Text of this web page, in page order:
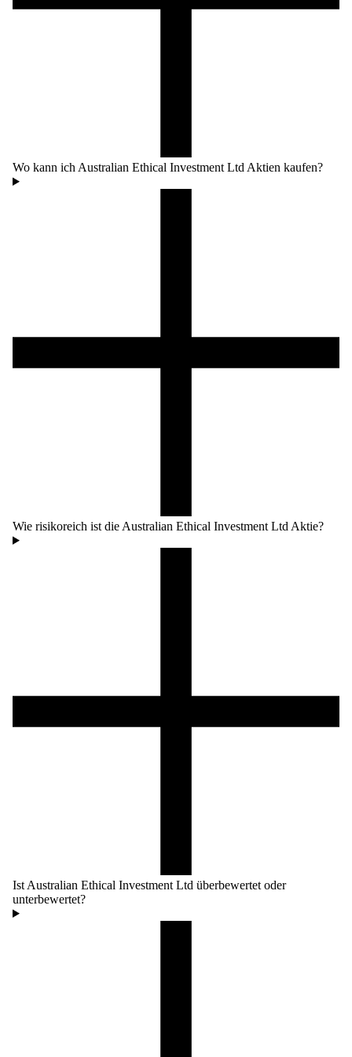
Wo kann ich Australian Ethical Investment Ltd Aktien kaufen?
Wie risikoreich ist die Australian Ethical Investment Ltd Aktie?
Ist Australian Ethical Investment Ltd überbewertet oder
unterbewertet?